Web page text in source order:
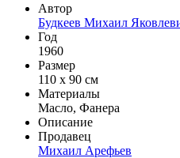
Автор
Будкеев Михаил
Год
1960
Размер
110 х 90 см
Материалы
Масло, Фанера
Описание
Продавец
Михаил Арефьев